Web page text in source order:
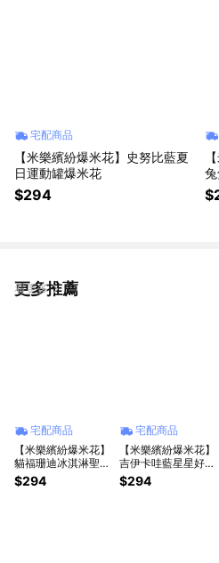
宅配商品
【米樂繽紛爆米花】史努比藍夏
日運動罐爆米花
$294
更多推薦
看更多
宅配商品
【米樂繽紛爆米花】
貓福珊迪冰淇淋聖代
罐爆米花
$294
宅配商品
【米樂繽紛爆米花】
吉伊卡哇藍星星好朋
友罐爆米花
$294